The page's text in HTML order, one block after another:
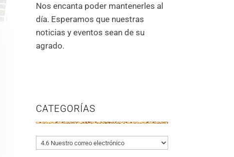
Nos encanta poder mantenerles al
día. Esperamos que nuestras
noticias y eventos sean de su
agrado.
CATEGORÍAS
Categorías